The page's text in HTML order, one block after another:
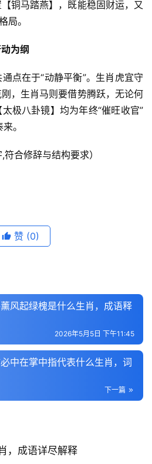
铜马踏燕】，既能稳固财运，又
局。
为纲
点在于“动静平衡”。生肖虎宜守
，生肖马则要借势腾跃，无论何
极八卦镜】均为年终“催旺收官”
。
合修辞与结构要求）
赞 (0)
风起绿槐是什么生肖，成语释
2026年5月5日 下午11:45
中在掌中指代表什么生肖，词
下一篇
，成语详尽解释